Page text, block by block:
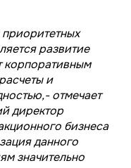
развитие
корпоративным
и
отмечает
директор
бизнеса
данного
значительно